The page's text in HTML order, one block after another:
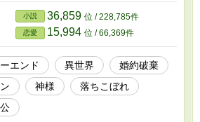
していた！？ 「こっちにおいでよ、僕の
なしで生まれたため自己肯定感ひくめ主人
る最高位の神様
小説 36,859 位 / 228,785件
恋愛 15,994 位 / 66,369件
エンド 異世界
婚約破棄
神様
落ちこぼれ